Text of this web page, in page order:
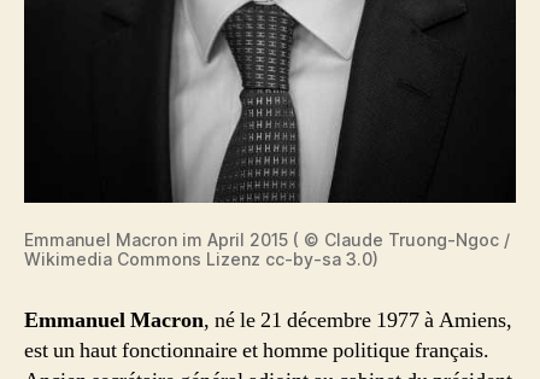
Emmanuel Macron im April 2015 ( © Claude Truong-Ngoc /
Wikimedia Commons Lizenz cc-by-sa 3.0)
Emmanuel Macron, né le 21 décembre 1977 à Amiens,
est un haut fonctionnaire et homme politique français.